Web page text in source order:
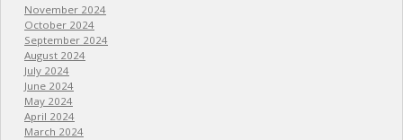
November 2024
October 2024
September 2024
August 2024
July 2024
June 2024
May 2024
April 2024
March 2024